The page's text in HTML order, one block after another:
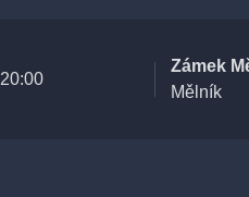
20:00
Zámek
Mělník